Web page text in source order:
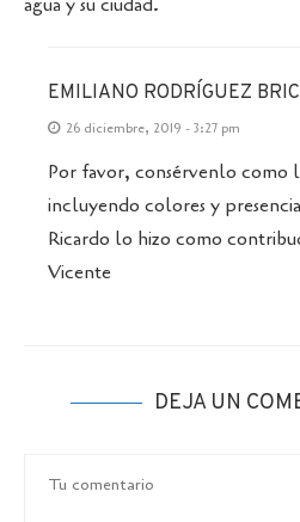
EMILIANO RODRÍGUEZ
26 diciembre, 2019 - 3:27 pm
Por favor, consérvenlo como
incluyendo colores y presencia
Ricardo lo hizo como
Vicente
DEJA UN